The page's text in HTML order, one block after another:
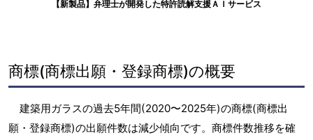
【新製品】弁理士が開発した特許読解支援ＡＩサービス
商標(商標出願・登録商標)の概要
建築用ガラスの過去5年間(2020〜2025年)の商標(商標出
願・登録商標)の出願件数は減少傾向です。商標件数推移を確